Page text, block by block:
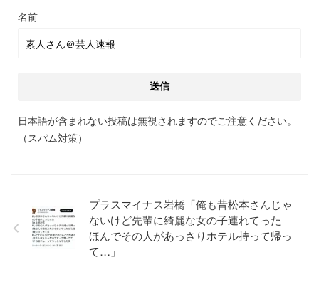
名前
日本語が含まれない投稿は無視されますのでご注意ください。
（スパム対策）
プラスマイナス岩橋「俺も昔松本さんじゃ
ないけど先輩に綺麗な女の子連れてった
ほんでその人があっさりホテル持って帰っ
て…」